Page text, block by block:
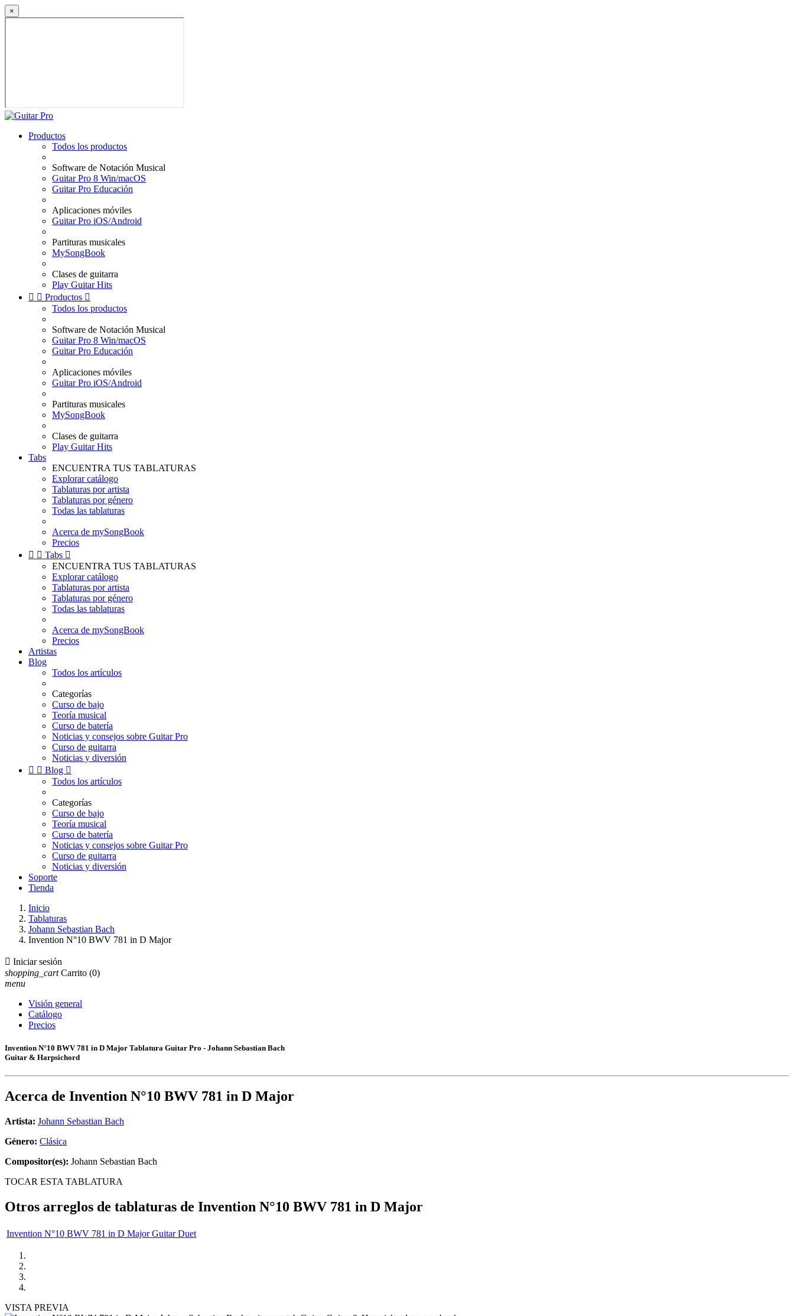
×
Productos
Todos los productos
Software de Notación Musical
Guitar Pro 8 Win/macOS
Guitar Pro Educación
Aplicaciones móviles
Guitar Pro iOS/Android
Partituras musicales
MySongBook
Clases de guitarra
Play Guitar Hits
  Productos 
Todos los productos
Software de Notación Musical
Guitar Pro 8 Win/macOS
Guitar Pro Educación
Aplicaciones móviles
Guitar Pro iOS/Android
Partituras musicales
MySongBook
Clases de guitarra
Play Guitar Hits
Tabs
ENCUENTRA TUS TABLATURAS
Explorar catálogo
Tablaturas por artista
Tablaturas por género
Todas las tablaturas
Acerca de mySongBook
Precios
  Tabs 
ENCUENTRA TUS TABLATURAS
Explorar catálogo
Tablaturas por artista
Tablaturas por género
Todas las tablaturas
Acerca de mySongBook
Precios
Artistas
Blog
Todos los artículos
Categorías
Curso de bajo
Teoría musical
Curso de batería
Noticias y consejos sobre Guitar Pro
Curso de guitarra
Noticias y diversión
  Blog 
Todos los artículos
Categorías
Curso de bajo
Teoría musical
Curso de batería
Noticias y consejos sobre Guitar Pro
Curso de guitarra
Noticias y diversión
Soporte
Tienda
Inicio
Tablaturas
Johann Sebastian Bach
Invention N°10 BWV 781 in D Major
 Iniciar sesión
shopping_cart Carrito (0)
menu
Visión general
Catálogo
Precios
Invention N°10 BWV 781 in D Major Tablatura Guitar Pro - Johann Sebastian Bach
Guitar & Harpsichord
Acerca de Invention N°10 BWV 781 in D Major
Artista: Johann Sebastian Bach
Género: Clásica
Compositor(es): Johann Sebastian Bach
TOCAR ESTA TABLATURA
Otros arreglos de tablaturas de Invention N°10 BWV 781 in D Major
Invention N°10 BWV 781 in D Major Guitar Duet
VISTA PREVIA